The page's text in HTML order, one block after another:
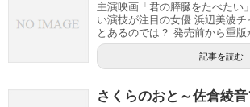
主演映画「君の膵臓をたべたい
い演技が注目の女優 浜辺美波チ
とあるのでは？ 発売前から重版
記事を読む
さくらのおと～佐倉綾